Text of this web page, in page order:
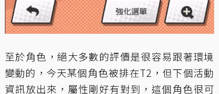
至於角色，絕大多數的評價是很容易跟著環境
變動的，今天某個角色被排在T2，但下個活動
資訊放出來，屬性剛好有對到，這個角色很可